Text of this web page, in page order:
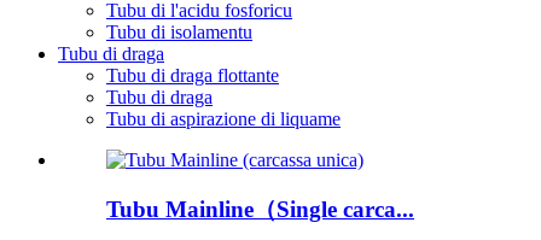
Tubu di l'acidu fosforicu
Tubu di isolamentu
Tubu di draga
Tubu di draga flottante
Tubu di draga
Tubu di aspirazione di liquame
Tubu Mainline（Single carca...